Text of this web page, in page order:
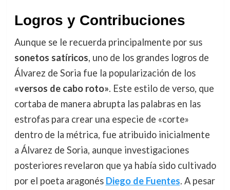
Logros y Contribuciones
Aunque se le recuerda principalmente por sus
sonetos satíricos, uno de los grandes logros de
Álvarez de Soria fue la popularización de los
«versos de cabo roto». Este estilo de verso, que
cortaba de manera abrupta las palabras en las
estrofas para crear una especie de «corte»
dentro de la métrica, fue atribuido inicialmente
a Álvarez de Soria, aunque investigaciones
posteriores revelaron que ya había sido cultivado
por el poeta aragonés Diego de Fuentes. A pesar